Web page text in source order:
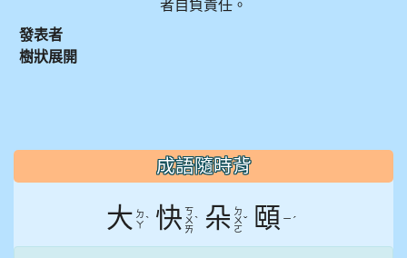
者自負責任。
發表者
樹狀展開
::: 成語隨時背
大 ㄉ
ㄚ ˋ 快 ㄎ
ㄨ
ㄞ
ˋ 朵 ㄉ
ㄨ
ㄛ
ˇ 頤 ㄧ ˊ